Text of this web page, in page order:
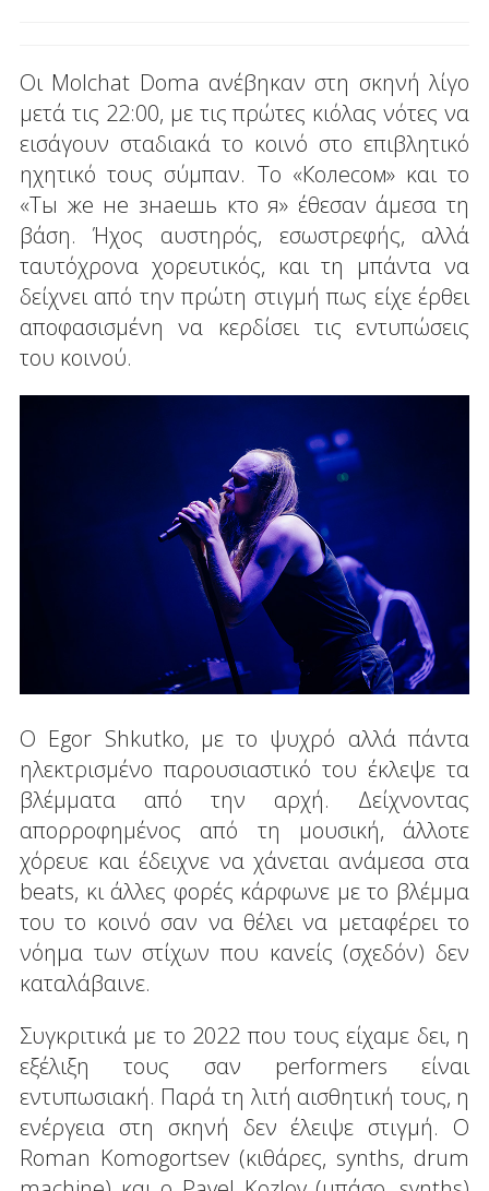
Οι Molchat Doma ανέβηκαν στη σκηνή λίγο
μετά τις 22:00, με τις πρώτες κιόλας νότες να
εισάγουν σταδιακά το κοινό στο επιβλητικό
ηχητικό τους σύμπαν. Το «Колесом» και το
«Ты же не знаешь кто я» έθεσαν άμεσα τη
βάση. Ήχος αυστηρός, εσωστρεφής, αλλά
ταυτόχρονα χορευτικός, και τη μπάντα να
δείχνει από την πρώτη στιγμή πως είχε έρθει
αποφασισμένη να κερδίσει τις εντυπώσεις
του κοινού.
Ο Egor Shkutko, με το ψυχρό αλλά πάντα
ηλεκτρισμένο παρουσιαστικό του έκλεψε τα
βλέμματα από την αρχή. Δείχνοντας
απορροφημένος από τη μουσική, άλλοτε
χόρευε και έδειχνε να χάνεται ανάμεσα στα
beats, κι άλλες φορές κάρφωνε με το βλέμμα
του το κοινό σαν να θέλει να μεταφέρει το
νόημα των στίχων που κανείς (σχεδόν) δεν
καταλάβαινε.
Συγκριτικά με το 2022 που τους είχαμε δει, η
εξέλιξη τους σαν performers είναι
εντυπωσιακή. Παρά τη λιτή αισθητική τους, η
ενέργεια στη σκηνή δεν έλειψε στιγμή. Ο
Roman Komogortsev (κιθάρες, synths, drum